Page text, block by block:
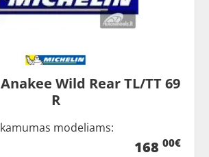
Wild Rear TL/TT 69
R
modeliams:
168 00€